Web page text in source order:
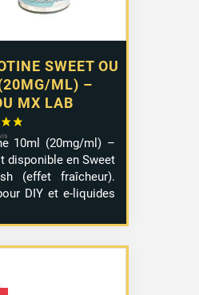
SWEET OU
ML) –
MX LAB
10ml (20mg/ml) –
disponible en Sweet
(effet fraîcheur).
DIY et e-liquides